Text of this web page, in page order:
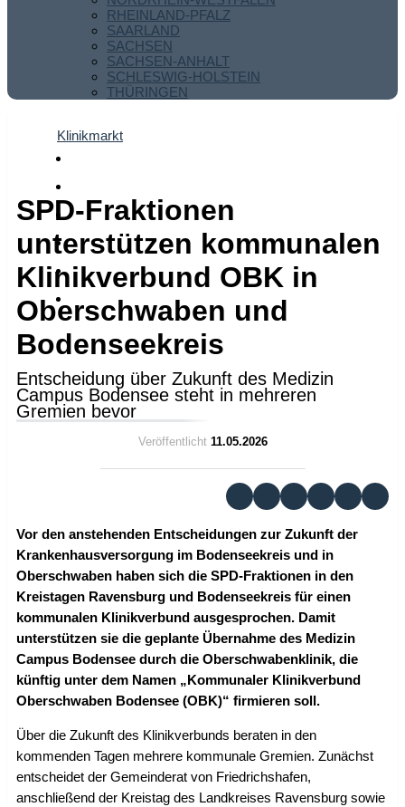
RHEINLAND-PFALZ
SAARLAND
SACHSEN
SACHSEN-ANHALT
SCHLESWIG-HOLSTEIN
THÜRINGEN
Klinikmarkt
SPD-Fraktionen
unterstützen kommunalen
Klinikverbund OBK in
Oberschwaben und
Bodenseekreis
Entscheidung über Zukunft des Medizin
Campus Bodensee steht in mehreren
Gremien bevor
Veröffentlicht 11.05.2026
Vor den anstehenden Entscheidungen zur Zukunft der
Krankenhausversorgung im Bodenseekreis und in
Oberschwaben haben sich die SPD-Fraktionen in den
Kreistagen Ravensburg und Bodenseekreis für einen
kommunalen Klinikverbund ausgesprochen. Damit
unterstützen sie die geplante Übernahme des Medizin
Campus Bodensee durch die Oberschwabenklinik, die
künftig unter dem Namen „Kommunaler Klinikverbund
Oberschwaben Bodensee (OBK)“ firmieren soll.
Über die Zukunft des Klinikverbunds beraten in den
kommenden Tagen mehrere kommunale Gremien. Zunächst
entscheidet der Gemeinderat von Friedrichshafen,
anschließend der Kreistag des Landkreises Ravensburg sowie